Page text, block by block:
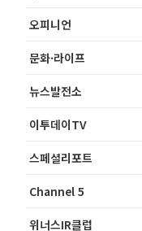
오피니언
문화·라이프
뉴스발전소
이투데이TV
스페셜리포트
Channel 5
위너스IR클럽